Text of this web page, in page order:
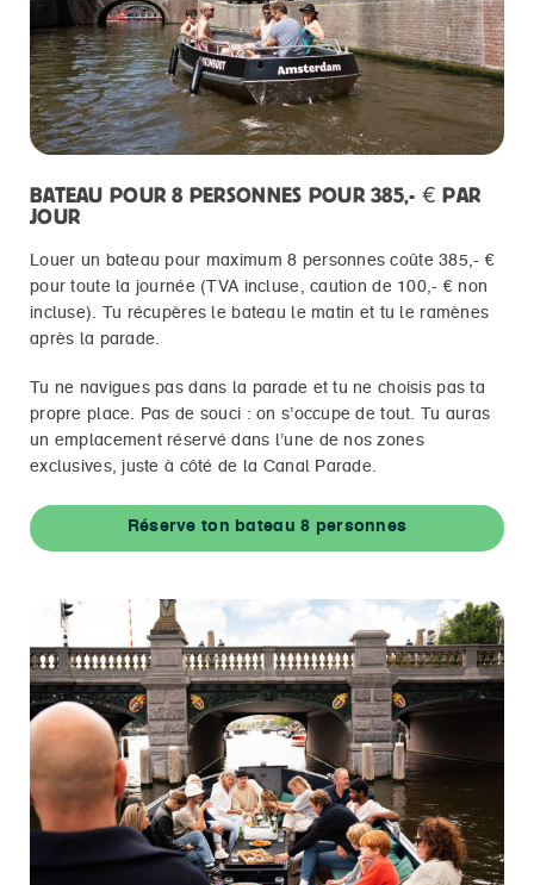
BATEAU POUR 8 PERSONNES POUR 385,- € PAR
JOUR
Louer un bateau pour maximum 8 personnes coûte 385,- €
pour toute la journée (TVA incluse, caution de 100,- € non
incluse). Tu récupères le bateau le matin et tu le ramènes
après la parade.
Tu ne navigues pas dans la parade et tu ne choisis pas ta
propre place. Pas de souci : on s’occupe de tout. Tu auras
un emplacement réservé dans l’une de nos zones
exclusives, juste à côté de la Canal Parade.
Réserve ton bateau 8 personnes